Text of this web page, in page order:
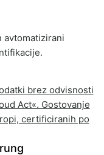
avtomatizirani
brez odvisnosti
Act«. Gostovanje
certificiranih po